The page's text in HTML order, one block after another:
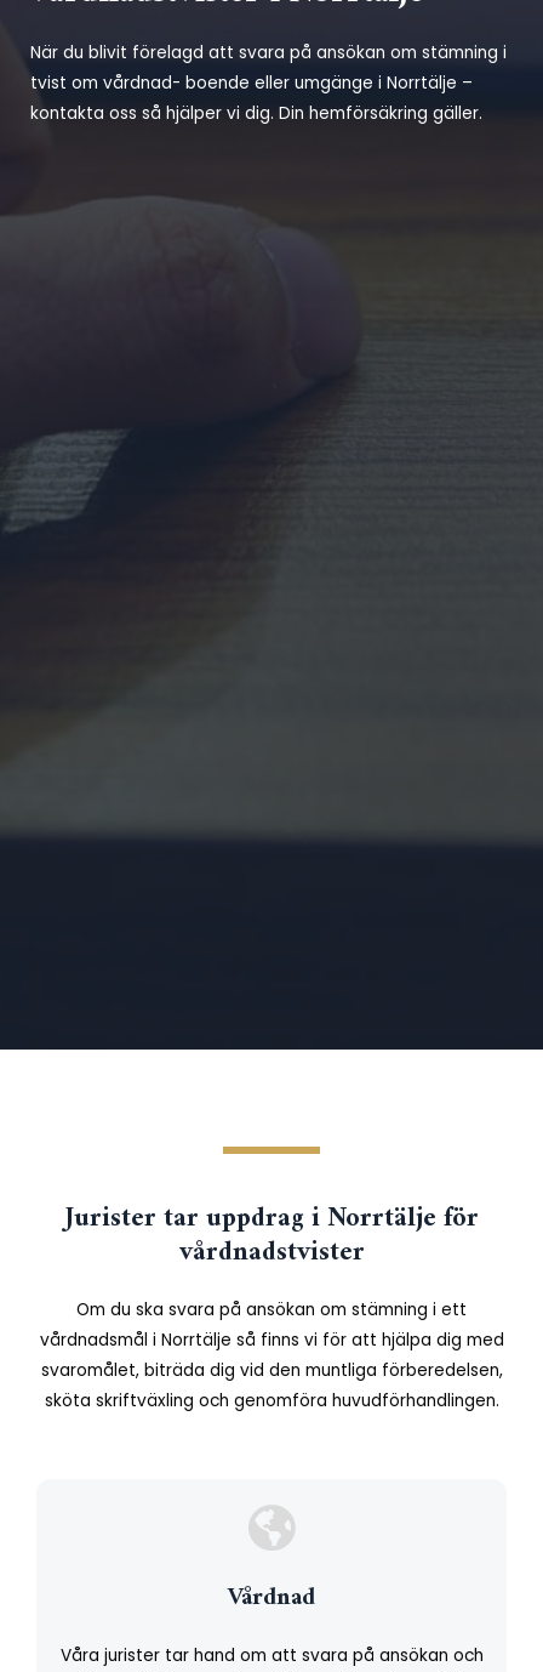
När du blivit förelagd att svara på ansökan om stämning i
tvist om vårdnad- boende eller umgänge i Norrtälje –
kontakta oss så hjälper vi dig. Din hemförsäkring gäller.
Jurister tar uppdrag i Norrtälje för
vårdnadstvister
Om du ska svara på ansökan om stämning i ett
vårdnadsmål i Norrtälje så finns vi för att hjälpa dig med
svaromålet, biträda dig vid den muntliga förberedelsen,
sköta skriftväxling och genomföra huvudförhandlingen.
Vårdnad
Våra jurister tar hand om att svara på ansökan och